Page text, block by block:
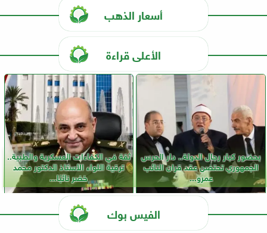
أسعار الذهب
الأعلى قراءة
بحضور كبار رجال الدولة.. دار الحرس
الجمهوري تحتضن عقد قران النائب
عمرو...
ثقة في الكفاءات العسكرية والطبية..
ترقية اللواء الأستاذ الدكتور محمد
خضر نائبًا...
الفيس بوك